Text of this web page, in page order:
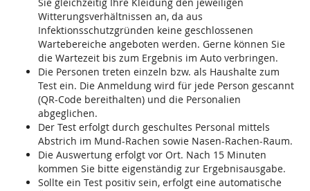
Witterungsverhältnissen an, da aus
Infektionsschutzgründen keine geschlossenen
Wartebereiche angeboten werden. Gerne können Sie
die Wartezeit bis zum Ergebnis im Auto verbringen.
Die Personen treten einzeln bzw. als Haushalte zum
Test ein. Die Anmeldung wird für jede Person gescannt
(QR-Code bereithalten) und die Personalien
abgeglichen.
Der Test erfolgt durch geschultes Personal mittels
Abstrich im Mund-Rachen sowie Nasen-Rachen-Raum.
Die Auswertung erfolgt vor Ort. Nach 15 Minuten
kommen Sie bitte eigenständig zur Ergebnisausgabe.
Sollte ein Test positiv sein, erfolgt eine automatische